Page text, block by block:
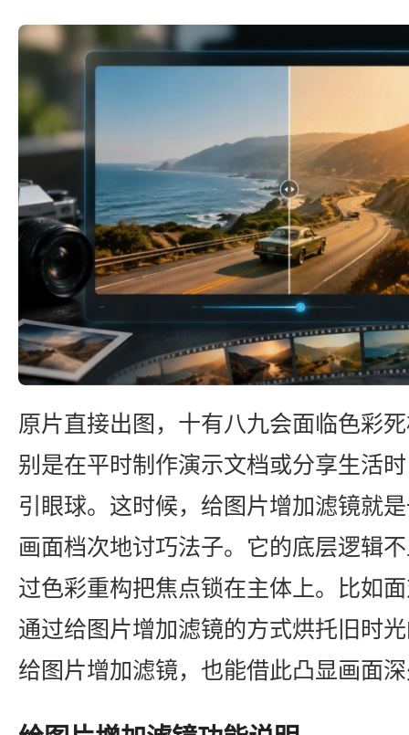
原片直接出图，十有八九会面临色彩
别是在平时制作演示文档或分享生活
引眼球。这时候，给图片增加滤镜就
画面档次地讨巧法子。它的底层逻辑
过色彩重构把焦点锁在主体上。比如
通过给图片增加滤镜的方式烘托旧时
给图片增加滤镜，也能借此凸显画面